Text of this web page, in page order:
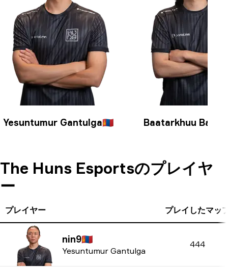
Yesuntumur Gantulga🇲🇳 Baatarkhuu
The Huns Esportsのプレイヤ
ー
プレイヤー プレイしたマッ
nin9🇲🇳
Yesuntumur Gantulga
444